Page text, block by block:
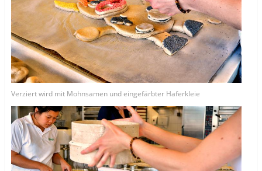
Verziert wird mit Mohnsamen und eingefärbter Haferkleie